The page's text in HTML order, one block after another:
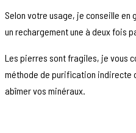
Selon votre usage, je conseille en
un rechargement une à deux fois
Les pierres sont fragiles, je vous
méthode de purification indirecte
abîmer vos minéraux.